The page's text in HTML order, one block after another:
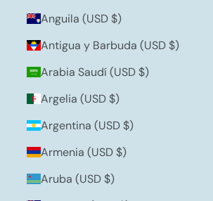
Anguila (USD $)
Antigua y Barbuda (USD $)
Arabia Saudí (USD $)
Argelia (USD $)
Argentina (USD $)
Armenia (USD $)
Aruba (USD $)